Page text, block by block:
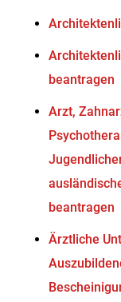
beantragen
Arzt,
beantragen
Ärztliche